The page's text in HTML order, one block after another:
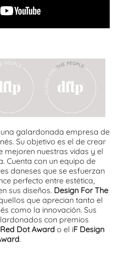
galardonada empresa de
Su objetivo es el de crear
mejoren nuestras vidas y el
Cuenta con un equipo de
daneses que se esfuerzan
perfecto entre estética,
sus diseños. Design For The
que aprecian tanto el
como la innovación. Sus
con premios
Red Dot Awardo el iF Design
.